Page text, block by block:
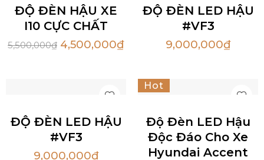
ĐỘ ĐÈN HẬU XE
I10 CỰC CHẤT
5,500,000₫ 4,500,000₫
ĐỘ ĐÈN LED HẬU
#VF3
9,000,000₫
ĐỘ ĐÈN LED HẬU
#VF3
9,000,000₫
Hot
Độ Đèn LED Hậu
Độc Đáo Cho Xe
Hyundai Accent